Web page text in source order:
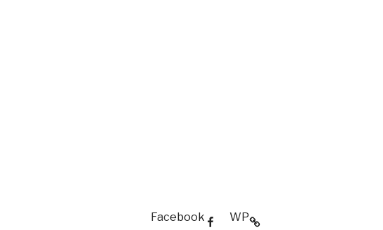
Facebook WP